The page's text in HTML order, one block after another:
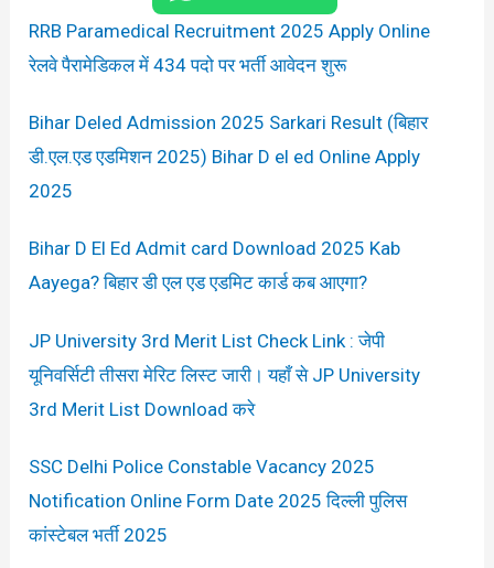
RRB Paramedical Recruitment 2025 Apply Online
रेलवे पैरामेडिकल में 434 पदो पर भर्ती आवेदन शुरू
Bihar Deled Admission 2025 Sarkari Result (बिहार
डी.एल.एड एडमिशन 2025) Bihar D el ed Online Apply
2025
Bihar D El Ed Admit card Download 2025 Kab
Aayega? बिहार डी एल एड एडमिट कार्ड कब आएगा?
JP University 3rd Merit List Check Link : जेपी
यूनिवर्सिटी तीसरा मेरिट लिस्ट जारी। यहाँ से JP University
3rd Merit List Download करे
SSC Delhi Police Constable Vacancy 2025
Notification Online Form Date 2025 दिल्ली पुलिस
कांस्टेबल भर्ती 2025